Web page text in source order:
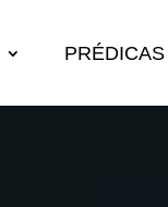
PRÉDICAS